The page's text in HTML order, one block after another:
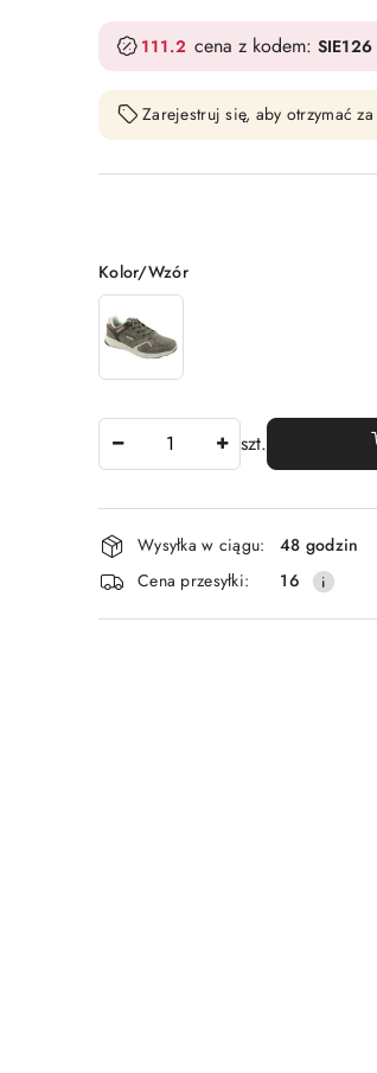
111.2 cena z kodem: SIE126
Zarejestruj się, aby otrzymać
Wariant
Kolor/Wzór
szt.
Dostępność
i
dostawa
Wysyłka w ciągu:
48 godzin
Cena przesyłki:
16